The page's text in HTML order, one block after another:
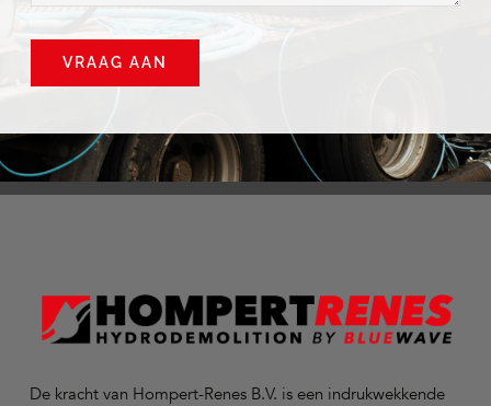
VRAAG AAN
De kracht van Hompert-Renes B.V. is een indrukwekkende